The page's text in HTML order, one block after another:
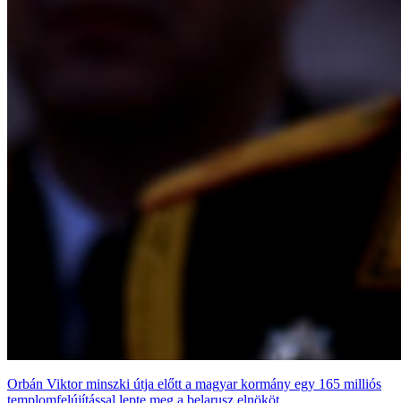
Orbán Viktor minszki útja előtt a magyar kormány egy 165 milliós
templomfelújítással lepte meg a belarusz elnököt